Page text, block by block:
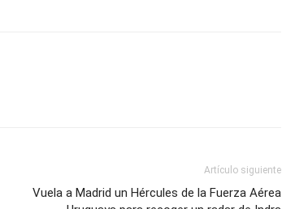
Artículo siguiente
Vuela a Madrid un Hércules de la Fuerza Aérea